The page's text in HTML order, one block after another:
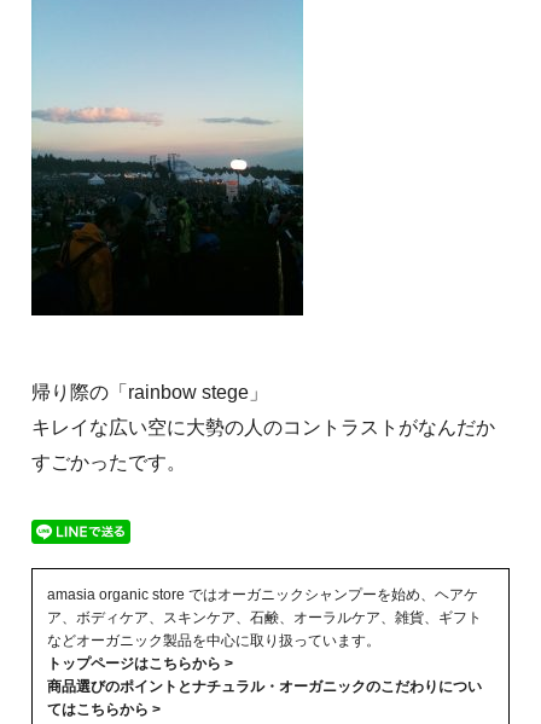
帰り際の「rainbow stege」
キレイな広い空に大勢の人のコントラストがなんだか
すごかったです。
amasia organic store ではオーガニックシャンプーを始め、ヘアケ
ア、ボディケア、スキンケア、石鹸、オーラルケア、雑貨、ギフト
などオーガニック製品を中心に取り扱っています。
トップページはこちらから >
商品選びのポイントとナチュラル・オーガニックのこだわりについ
てはこちらから >